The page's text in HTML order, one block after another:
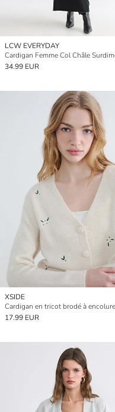
LCW EVERYDAY
34.99 EUR
XSIDE
17.99 EUR